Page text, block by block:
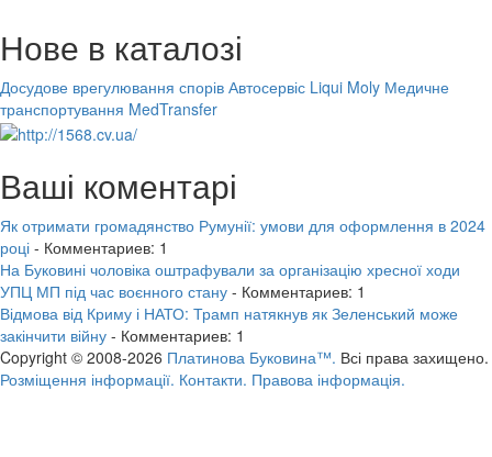
Нове в каталозі
Досудове врегулювання спорів Автосервіс Liqui Moly Медичне
транспортування MedTransfer
Ваші коментарі
Як отримати громадянство Румунії: умови для оформлення в 2024
році - Комментариев: 1
На Буковині чоловіка оштрафували за організацію хресної ходи
УПЦ МП під час воєнного стану - Комментариев: 1
Відмова від Криму і НАТО: Трамп натякнув як Зеленський може
закінчити війну - Комментариев: 1
Copyright © 2008-2026 Платинова Буковина™. Всі права захищено.
Розміщення інформації. Контакти. Правова інформація.